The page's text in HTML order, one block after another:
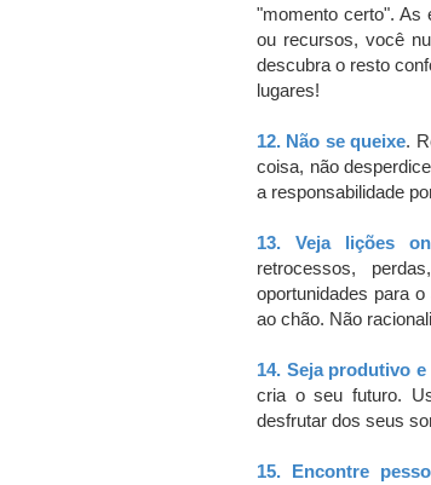
"momento certo".As
ou recursos, você
descubra o resto
lugares!
12. Não se queixe.
coisa, não
a responsabilidade
13. Veja lições
retrocessos,
oportunidades para
ao chão. Não
14. Seja produtivo
cria o seu futuro.
desfrutar dos seus
15. Encontre